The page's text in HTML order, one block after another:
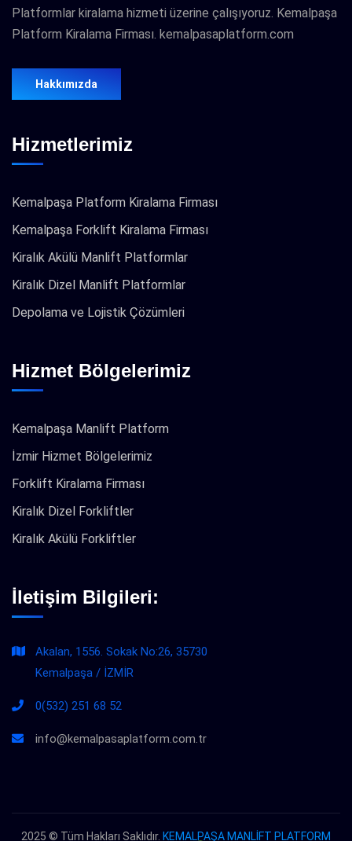
Platformlar kiralama hizmeti üzerine çalışıyoruz. Kemalpaşa
Platform Kiralama Firması. kemalpasaplatform.com
Hakkımızda
Hizmetlerimiz
Kemalpaşa Platform Kiralama Firması
Kemalpaşa Forklift Kiralama Firması
Kiralık Akülü Manlift Platformlar
Kiralık Dizel Manlift Platformlar
Depolama ve Lojistik Çözümleri
Hizmet Bölgelerimiz
Kemalpaşa Manlift Platform
İzmir Hizmet Bölgelerimiz
Forklift Kiralama Firması
Kiralık Dizel Forkliftler
Kiralık Akülü Forkliftler
İletişim Bilgileri:
Akalan, 1556. Sokak No:26, 35730
Kemalpaşa / İZMİR
0(532) 251 68 52
info@kemalpasaplatform.com.tr
2025 © Tüm Hakları Saklıdır. KEMALPAŞA MANLİFT PLATFORM